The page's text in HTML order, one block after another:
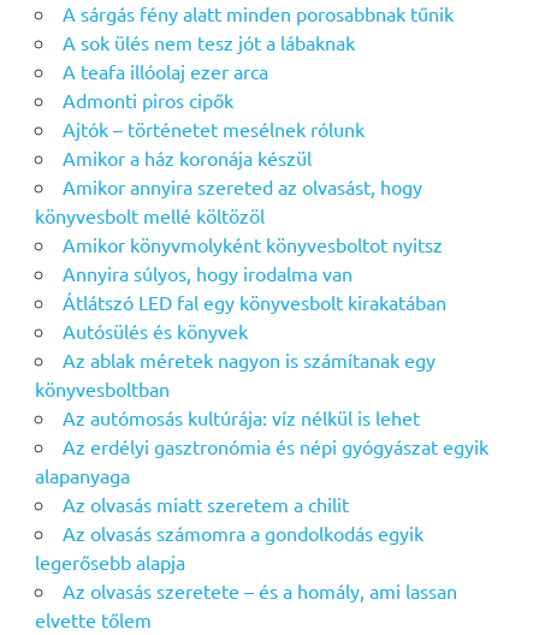
A sárgás fény alatt minden porosabbnak tűnik
A sok ülés nem tesz jót a lábaknak
A teafa illóolaj ezer arca
Admonti piros cipők
Ajtók – történetet mesélnek rólunk
Amikor a ház koronája készül
Amikor annyira szereted az olvasást, hogy
könyvesbolt mellé költözöl
Amikor könyvmolyként könyvesboltot nyitsz
Annyira súlyos, hogy irodalma van
Átlátszó LED fal egy könyvesbolt kirakatában
Autósülés és könyvek
Az ablak méretek nagyon is számítanak egy
könyvesboltban
Az autómosás kultúrája: víz nélkül is lehet
Az erdélyi gasztronómia és népi gyógyászat egyik
alapanyaga
Az olvasás miatt szeretem a chilit
Az olvasás számomra a gondolkodás egyik
legerősebb alapja
Az olvasás szeretete – és a homály, ami lassan
elvette tőlem